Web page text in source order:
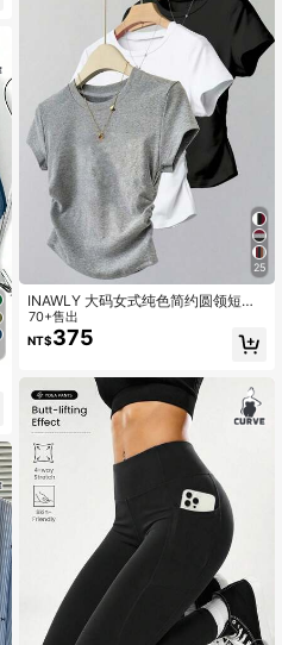
25
INAWLY 大码女式纯色简约圆领短袖T
恤上衣
70+售出
NT$375